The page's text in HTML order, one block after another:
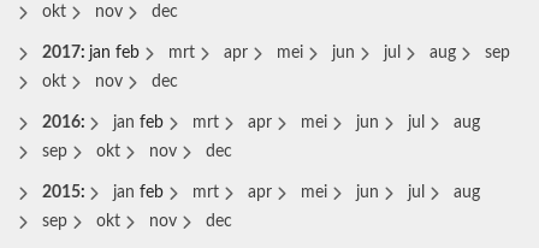
okt
nov dec
2017: jan feb mrt apr mei jun jul aug
sep
okt
nov dec
2016: jan feb mrt apr mei jun jul
aug
sep
okt nov dec
2015: jan feb mrt apr mei jun jul
aug
sep
okt nov dec